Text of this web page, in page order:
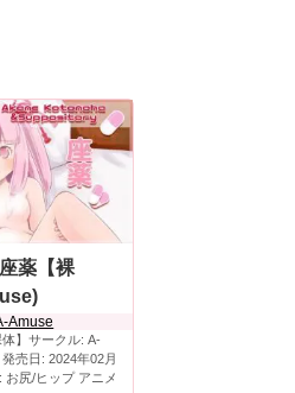
薬【裸
Amuse
】サークル: A-
売日: 2024年02月
お尻/ヒップ アニメ